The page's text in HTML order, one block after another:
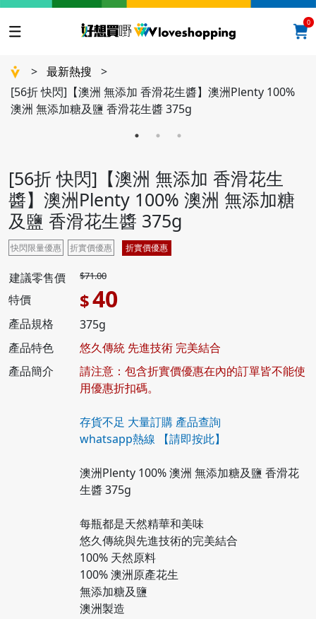
0
> 最新熱搜
>
[56折 快閃]【澳洲 無添加 香滑花生醬】澳洲Plenty 100%
澳洲 無添加糖及鹽 香滑花生醬 375g
[56折 快閃]【澳洲 無添加 香滑花生
醬】澳洲Plenty 100% 澳洲 無添加糖
及鹽 香滑花生醬 375g
快閃限量優惠 折實價優惠 折實價優惠
建議零售價 $71.00
特價 $40
產品規格
375g
產品特色
悠久傳統 先進技術 完美結合
產品簡介
請注意：包含折實價優惠在內的訂單皆不能使
用優惠折扣碼。
存貨不足 大量訂購 產品查詢
whatsapp熱線
【請即按此】
澳洲Plenty 100% 澳洲 無添加糖及鹽 香滑花
生醬 375g
每瓶都是天然精華和美味
悠久傳統與先進技術的完美結合
100% 天然原料
100% 澳洲原產花生
無添加糖及鹽
澳洲製造